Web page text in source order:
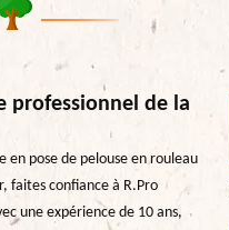
professionnel de la
en pose de pelouse en rouleau
faites confiance à R.Pro
une expérience de 10 ans,